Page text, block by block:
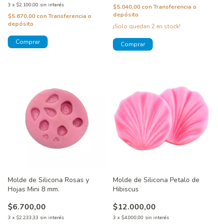
3 x $2.100,00 sin interés
$5.670,00 conTransferencia o
depósito
$5.040,00 conTransferencia o
depósito
¡Solo quedan 2 en stock!
Molde de Silicona Rosas y
Hojas Mini 8 mm.
$6.700,00
3 x $2.233,33 sin interés
Molde de Silicona Petalo de
Hibiscus
$12.000,00
3 x $4.000,00 sin interés